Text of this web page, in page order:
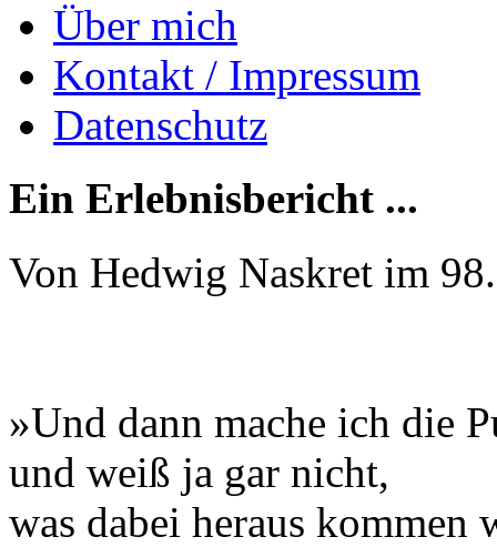
Über mich
Kontakt / Impressum
Datenschutz
Ein Erlebnisbericht ...
Von Hedwig Naskret im
»Und dann mache ich die
und weiß ja gar nicht,
was dabei heraus kommen